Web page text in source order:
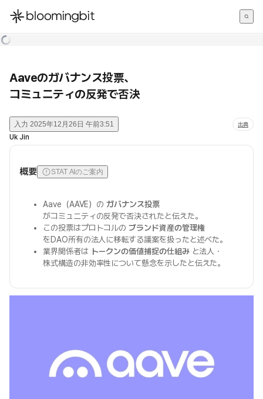
한국어
Aaveのガバナンス投票、
コミュニティの反発で否決
入力 2025年12月26日 午前3:51 出典
Uk Jin
概要 STAT AIのご案内
Aave（AAVE）の ガバナンス投票
がコミュニティの反発で否決されたと伝えた。
この投票はプロトコルのブランド資産の管理権
をDAO所有の法人に移転する議案を扱ったと述べた。
業界関係者は トークンの価値捕捉の仕組みと法人・
株式構造の非効率性について懸念を示したと伝えた。